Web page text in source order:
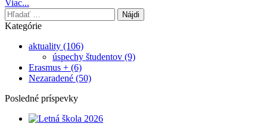
Viac...
Hľadať:
Kategórie
aktuality (106)
úspechy študentov (9)
Erasmus + (6)
Nezaradené (50)
Posledné príspevky